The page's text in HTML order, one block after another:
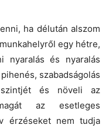
ha délután alszom
egy hétre,
nyaralás és nyaralás
szabadságolás
és növeli az
az esetleges
érzéseket nem tudja